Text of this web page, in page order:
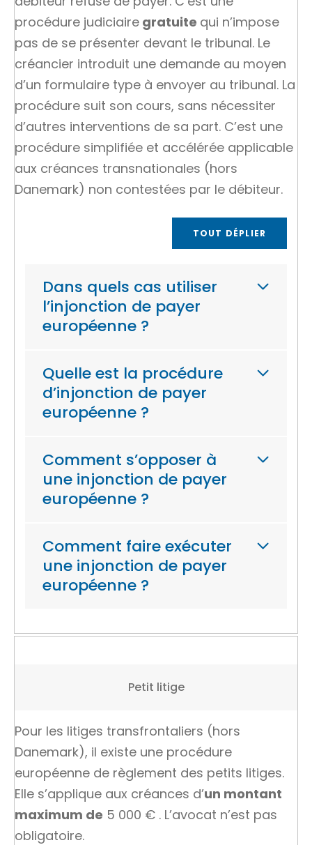
procédure judiciaire gratuite qui n’impose
pas de se présenter devant le tribunal. Le
créancier introduit une demande au moyen
d’un formulaire type à envoyer au tribunal. La
procédure suit son cours, sans nécessiter
d’autres interventions de sa part. C’est une
procédure simplifiée et accélérée applicable
aux créances transnationales (hors
Danemark) non contestées par le débiteur.
TOUT DÉPLIER
Dans quels cas utiliser
l’injonction de payer
européenne ?
Quelle est la procédure
d’injonction de payer
européenne ?
Comment s’opposer à
une injonction de payer
européenne ?
Comment faire exécuter
une injonction de payer
européenne ?
Petit litige
Pour les litiges transfrontaliers (hors
Danemark), il existe une procédure
européenne de règlement des petits litiges.
Elle s’applique aux créances d’un montant
maximum de 5 000 € . L’avocat n’est pas
obligatoire.